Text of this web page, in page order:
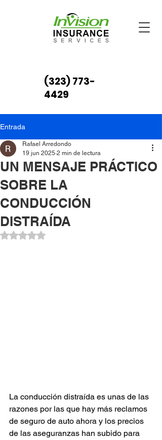
(323) 773-
4429
Entrada
UN MENSAJE PRÁCTICO
SOBRE LA
CONDUCCIÓN
DISTRAÍDA
Rafael Arredondo
19 jun 2025 2 min de lectura
Obtuvo NaN de 5 estrellas.
La conducción distraída es unas de las
razones por las que hay más reclamos
de seguro de auto ahora y los precios
de las aseguranzas han subido para